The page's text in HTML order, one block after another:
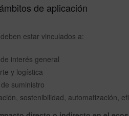
de aplicación
estar vinculados a:
interés general
y logística
suministro
sostenibilidad, automatización,